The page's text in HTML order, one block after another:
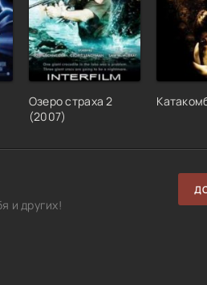
Размер: 5.10 GB
А Размер: 1.45 GB
Размер: 4.34 GB
Размер: 3.52 GB
Размер: 5.67 GB
Озеро страха 2
(2007)
и других!